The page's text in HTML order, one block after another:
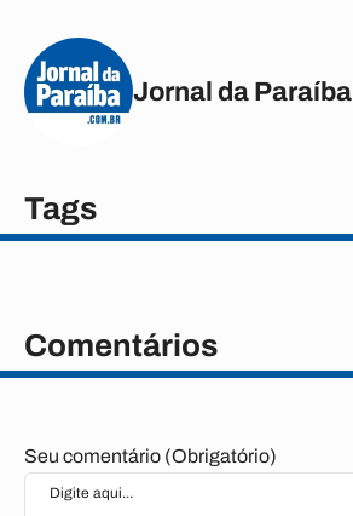
Jornal da Paraíba
Tags
Comentários
Seu comentário (Obrigatório)